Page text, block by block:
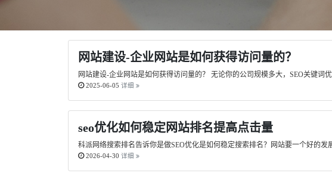
网站建设-企业网站是如何获得访问量的？
网站建设-企业网站是如何获得访问量的？ 无论你的公司规模多大，SEO关键
2025-06-05 详细
seo优化如何稳定网站排名提高点击量
科派网络搜索排名告诉你是做SEO优化是如何稳定搜索排名？网站要一个好的
2026-04-30 详细